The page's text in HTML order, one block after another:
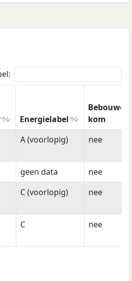
Energielabel
Bebouwde
kom
Energielabel
Bebouwde
A (voorlopig) nee
geen data
nee
C (voorlopig) nee
C nee